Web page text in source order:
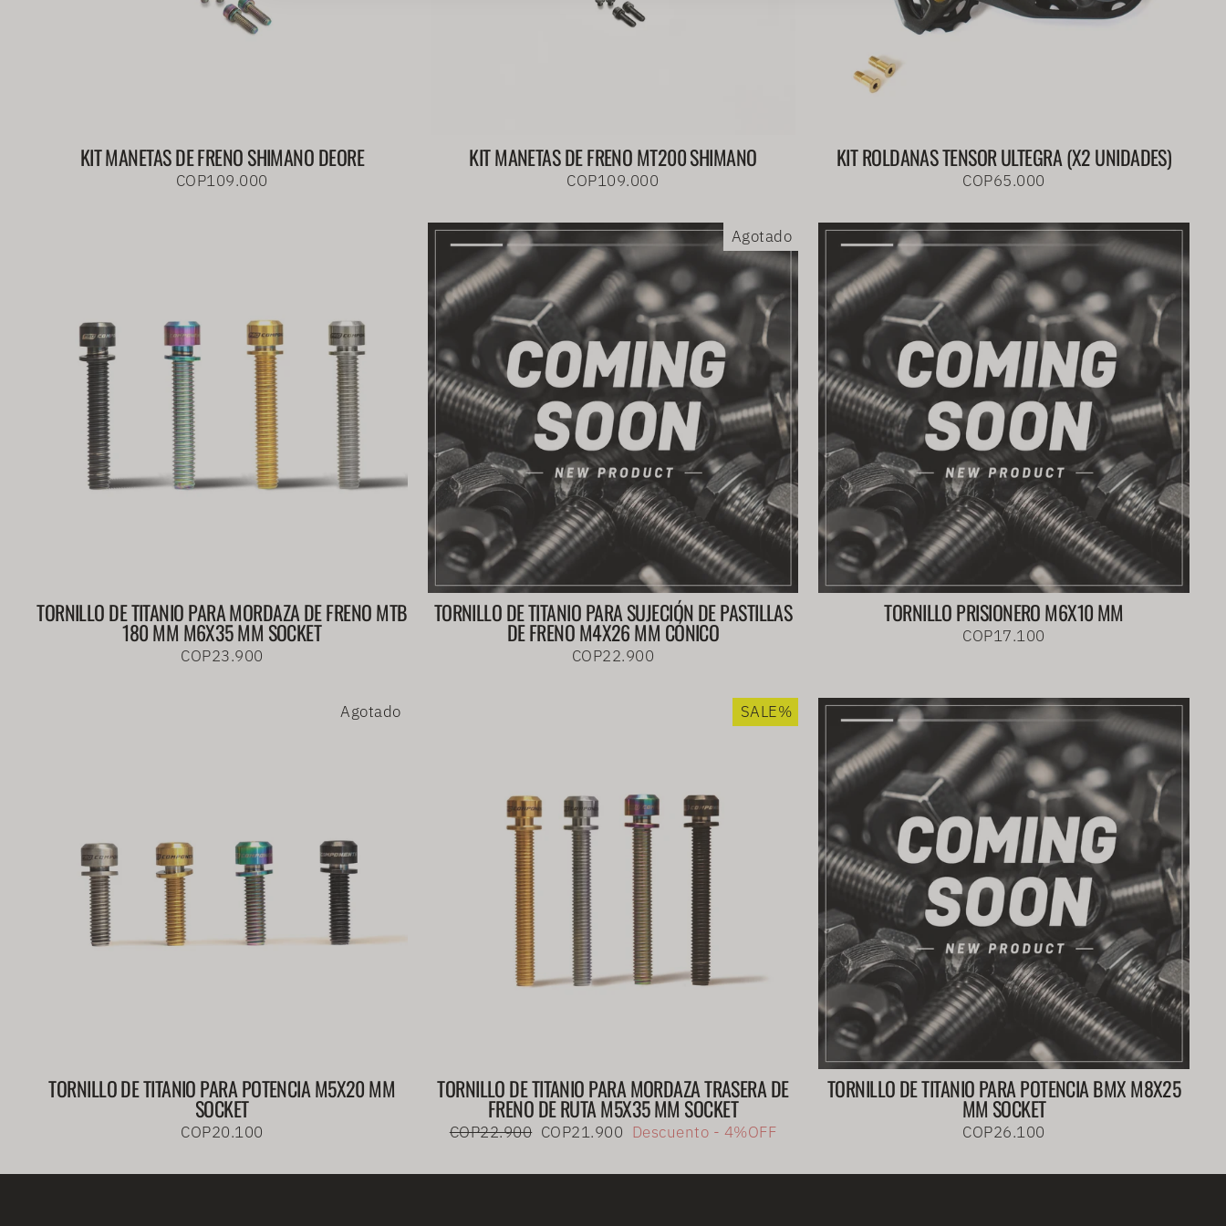
KIT MANETAS DE FRENO SHIMANO DEORE
COP109.000
KIT MANETAS DE FRENO MT200 SHIMANO
COP109.000
KIT ROLDANAS TENSOR ULTEGRA (X2 UNIDADES)
COP65.000
TORNILLO DE TITANIO PARA MORDAZA DE FRENO MTB
180 MM M6X35 MM SOCKET
COP23.900
Agotado
TORNILLO DE TITANIO PARA SUJECIÓN DE PASTILLAS
DE FRENO M4X26 MM CÓNICO
COP22.900
TORNILLO PRISIONERO M6X10 MM
COP17.100
Agotado
TORNILLO DE TITANIO PARA POTENCIA M5X20 MM
SOCKET
COP20.100
SALE%
TORNILLO DE TITANIO PARA MORDAZA TRASERA DE
FRENO DE RUTA M5X35 MM SOCKET
Precio
COP22.900 Precio
COP21.900 Descuento - 4%OFF
TORNILLO DE TITANIO PARA POTENCIA BMX M8X25
MM SOCKET
COP26.100